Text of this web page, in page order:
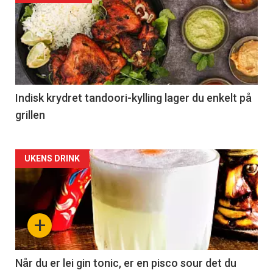
Indisk krydret tandoori-kylling lager du enkelt på
grillen
Forsiden
akkurat
nå
-
2
+
UKENS DRINK
Når du er lei gin tonic, er en pisco sour det du